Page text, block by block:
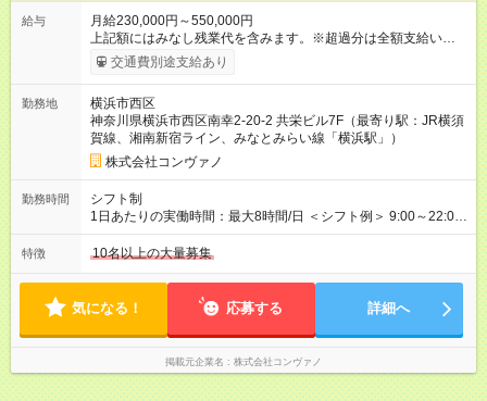
給与
月給230,000円～550,000円
上記額にはみなし残業代を含みます。※超過分は全額支給いたし
ます。 みなし残業代 8,940円／月 みなし残業時間 5.5時間／月
上記には、月5.5時間分のみなし残業代(8，940円)を含む。超過
円～ （期間中は契約社員） ※社内基準を満たした場合は、その
後正規登用可 【年収例】 ◆エリアマネージャー 月給25万円＋役
職手当3万円＋インセン14万5，781円＝42万5，781円 ◆店長
月給 25万円＋役職手当1万円＋インセン8万2，547円＝34万2，
547円 ◆社員(役職なし) 月給23万円＋インセン1万4701円＝24
万4，701円 ＜別途支給手当＞ ・インセンティブ：月10万円以
上も可能！ ・賞与：年2回(6月/12月)※業績による ・交通費：月
たり) ・回数：随時 ・反映時期：次月の給与から ・評価手法：
社内評価に基づく ※あなたの頑張りをしっかり評価します！で
きることが増えるほどお給料に反映される環境です。 【試用期
間】試用期間あり 試用期間の長さ：6ヶ月 ※ 雇用形態と給与
に、本採用時と異なる部分があります。 雇用形態：中途採用
（契約社員） 給与：月給 220,000円以上 上記額にはみなし残業
代 8,552円／月 みなし残業時間 5.5時間／月
交通費別途支給あり
勤務地
横浜市西区
神奈川県横浜市西区南幸2-20-2 共栄ビル7F（最寄り駅：JR横須
賀線、湘南新宿ライン、みなとみらい線「横浜駅」）
株式会社コンヴァノ
勤務時間
シフト制
1日あたりの実働時間：最大8時間/日 ＜シフト例＞ 9:00～22:00
でのシフト制（実働8時間／休憩60分） ※残業時間は月平均で
10時間程度 ※営業時間は【平日】11：00～22：00、【土日祝】
ます。
特徴 10名以上の大量募集
気になる！ 応募する 詳細へ
掲載元企業名 株式会社コンヴァノ